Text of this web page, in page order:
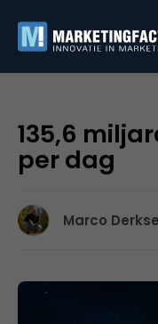
135,6
per dag
Marco